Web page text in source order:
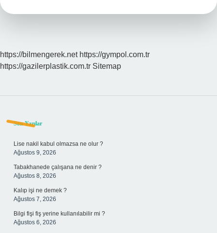
https://bilmengerek.net https://gympol.com.tr
https://gazilerplastik.com.tr Sitemap
Sidebar
Son Yazılar
Lise nakil kabul olmazsa ne olur ?
Ağustos 9, 2026
Tabakhanede çalışana ne denir ?
Ağustos 8, 2026
Kalıp işi ne demek ?
Ağustos 7, 2026
Bilgi fişi fiş yerine kullanılabilir mi ?
Ağustos 6, 2026